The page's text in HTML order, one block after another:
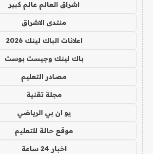
اشراق العالم عالم كبير
منتدى الاشراق
اعلانات الباك لينك 2026
باك لينك وجيست بوست
مصادر التعليم
مجلة تقنية
يو ان بي الرياضي
موقع حالة للتعليم
اخبار 24 ساعة